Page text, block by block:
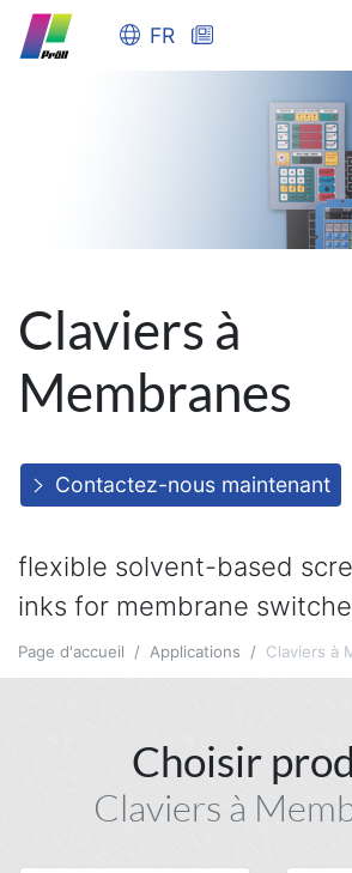
FR
Claviers à
Membranes
Contactez-nous maintenant
flexible solvent-based
inks for membrane
Page d'accueil Applications Claviers à
Choisir
Claviers à